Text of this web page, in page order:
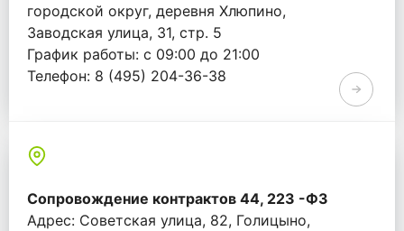
городской округ, деревня Хлюпино,
Заводская улица, 31, стр. 5
График работы: с 09:00 до 21:00
Телефон: 8 (495) 204-36-38
Сопровождение контрактов 44, 223 -ФЗ
Адрес: Советская улица, 82, Голицыно,